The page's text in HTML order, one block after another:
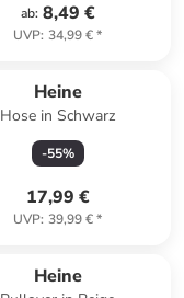
ab: 8,49 €
UVP: 34,99 €*
Heine
Hose in Schwarz
-55%
17,99 €
UVP: 39,99 €*
Heine